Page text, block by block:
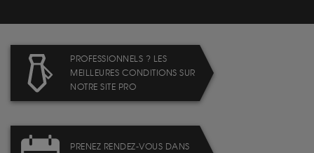
PROFESSIONNELS ? LES
MEILLEURES CONDITIONS SUR
NOTRE SITE PRO
PRENEZ RENDEZ-VOUS DANS